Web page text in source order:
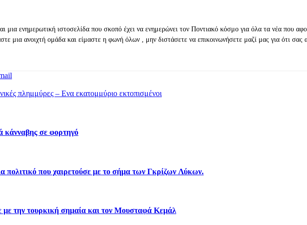
μια ενημερωτική ιστοσελίδα που σκοπό έχει να ενημερώνει τον Ποντιακό κόσμο για όλα τα νέα που
μια ανοιχτή ομάδα και είμαστε η φωνή όλων , μην διστάσετε να επικοινωνήσετε μαζί μας για ότι
πλημμύρες – Ενα εκατομμύριο εκτοπισμένοι
κάνναβης σε φορτηγό
που χαιρετούσε με το σήμα των Γκρίζων Λύκων.
την τουρκική σημαία και τον Μουσταφά Κεμάλ